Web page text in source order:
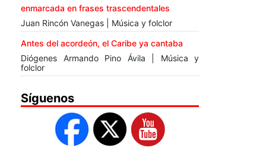
enmarcada en frases trascendentales
Juan Rincón Vanegas | Música y folclor
Antes del acordeón, el Caribe ya cantaba
Diógenes Armando Pino Ávila | Música y
folclor
Síguenos